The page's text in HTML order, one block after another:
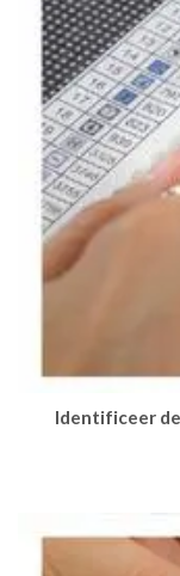
Identificeer